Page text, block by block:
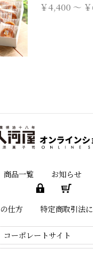
￥4,400 ～
商品一覧 お知らせ
仕方 特定商取引法
コーポレートサイト